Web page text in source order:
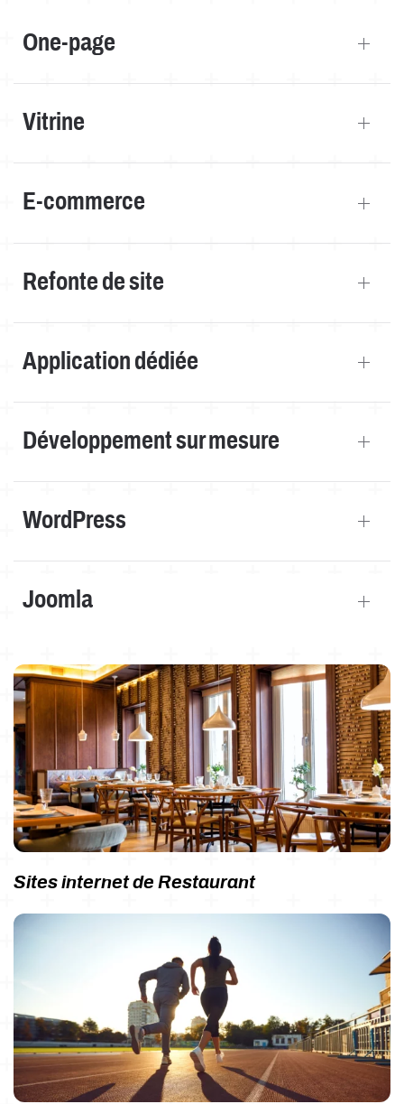
One-page
Vitrine
E-commerce
Refonte de site
Application dédiée
Développement sur mesure
WordPress
Joomla
Sites internet de Restaurant